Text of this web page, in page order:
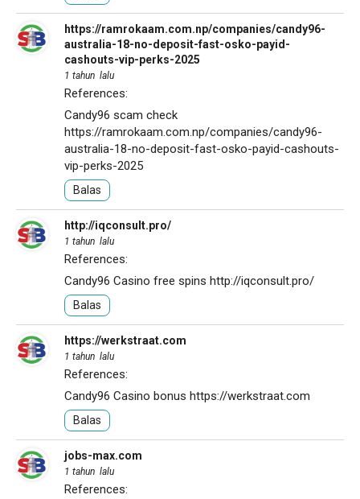
https://ramrokaam.com.np/companies/candy96-
australia-18-no-deposit-fast-osko-payid-
cashouts-vip-perks-2025
1 tahun lalu
References:
Candy96 scam check
https://ramrokaam.com.np/companies/candy96-
australia-18-no-deposit-fast-osko-payid-cashouts-
vip-perks-2025
Balas
http://iqconsult.pro/
1 tahun lalu
References:
Candy96 Casino free spins http://iqconsult.pro/
Balas
https://werkstraat.com
1 tahun lalu
References:
Candy96 Casino bonus https://werkstraat.com
Balas
jobs-max.com
1 tahun lalu
References: